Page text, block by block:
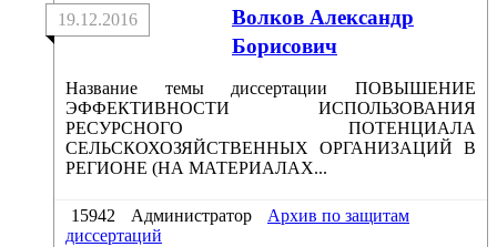
Волков Александр
Борисович
19.12.2016
Название темы диссертации ПОВЫШЕНИЕ
ЭФФЕКТИВНОСТИ ИСПОЛЬЗОВАНИЯ
РЕСУРСНОГО ПОТЕНЦИАЛА
СЕЛЬСКОХОЗЯЙСТВЕННЫХ ОРГАНИЗАЦИЙ В
РЕГИОНЕ (НА МАТЕРИАЛАХ...
15942 Администратор
Архив по защитам
диссертаций